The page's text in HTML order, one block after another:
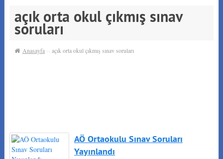
açık orta okul çıkmış sınav
soruları
Anasayfa ›› açık orta okul çıkmış sınav soruları
AÖ Ortaokulu Sınav Soruları
Yayınlandı